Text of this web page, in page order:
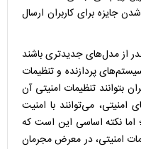
جایزه برای کاربران ارسال
از مدل‌های جدیدتری باشند
پردازنده و تنظیمات
بتوانند تنظیمات امنیتی آن
امنیتی، می‌توانند با امنیت
اما نکته اساسی این است که
امنیتی، در معرض مجرمان